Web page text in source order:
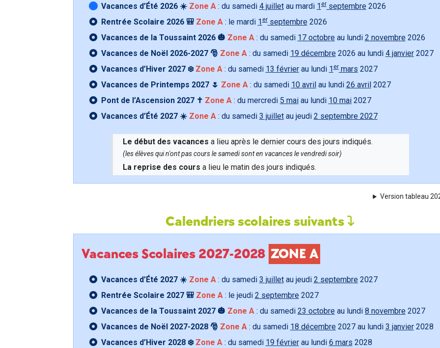
Vacances d’Été 2026 ☀️ Zone A: du samedi 4 juilletau mardi 1 erseptembre 2026
Rentrée Scolaire 2026 🎒 Zone A: le mardi 1erseptembre 2026
Vacances de la Toussaint 2026 🎃 Zone A: du samedi 17 octobre au lundi 2 novembre 2026
Vacances de Noël 2026-2027 🎅 Zone A: du samedi 19 décembre 2026 au lundi 4 janvier2027
Vacances d’Hiver 2027 ❄️ Zone A: du samedi 13 févrierau lundi 1ermars 2027
Vacances de Printemps 2027 🌷 Zone A: du samedi 10 avril au lundi 26 avril 2027
Pont de l’Ascension 2027 ✝️ Zone A: du mercredi 5 maiau lundi 10 mai2027
Vacances d’Été 2027 ☀️ Zone A: du samedi 3 juilletau jeudi 2 septembre 2027
Le début des vacances a lieu après le dernier cours des jours indiqués.
(les élèves qui n'ont pas cours le samedi sont en vacances le vendredi soir)
La reprise des cours a lieu le matin des jours indiqués.
Version tableau
Calendriers scolaires suivants
Vacances Scolaires 2027-2028 ZONE A
Vacances d’Été 2027 ☀️ Zone A: du samedi 3 juilletau jeudi 2 septembre 2027
Rentrée Scolaire 2027 🎒 Zone A: le jeudi 2 septembre 2027
Vacances de la Toussaint 2027 🎃 Zone A: du samedi 23 octobre au lundi 8 novembre 2027
Vacances de Noël 2027-2028 🎅 Zone A: du samedi 18 décembre 2027 au lundi 3 janvier2028
Vacances d’Hiver 2028 ❄️ Zone A: du samedi 19 févrierau lundi 6 mars 2028